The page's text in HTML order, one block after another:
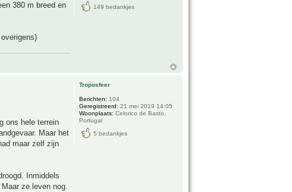
380 m breed en
149 bedankjes
ons hele terrein
Maar het
maar zelf zijn
Inmiddels
ze leven nog.
Troposfeer
Berichten: 104
Geregistreerd: 21 mei 2019 14:05
Woonplaats: Celorico de Basto,
Portugal
5 bedankjes